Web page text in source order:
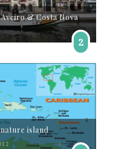
& Costa Nova
2
island